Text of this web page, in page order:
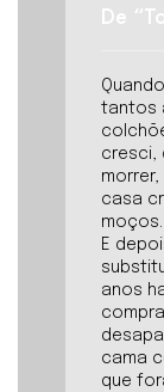
De
tantos
cresci,
casa
moços.
E
anos
cama
que